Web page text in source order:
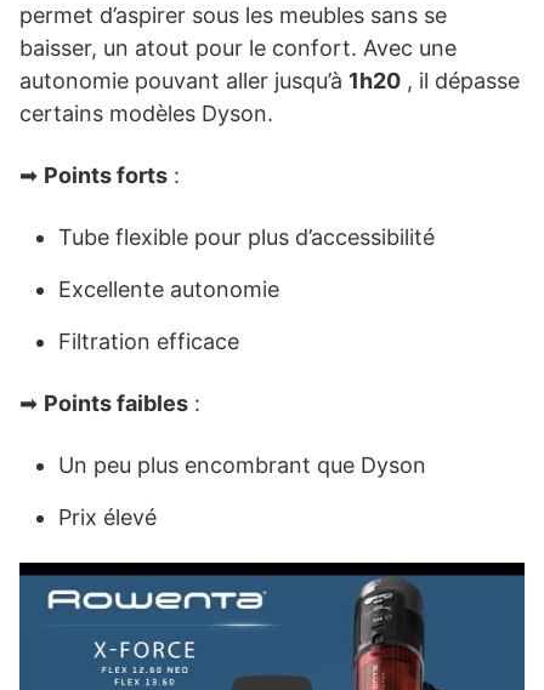
permet d’aspirer sous les meubles sans se
baisser, un atout pour le confort. Avec une
autonomie pouvant aller jusqu’à 1h20 , il dépasse
certains modèles Dyson.
➡ Points forts :
Tube flexible pour plus d’accessibilité
Excellente autonomie
Filtration efficace
➡ Points faibles :
Un peu plus encombrant que Dyson
Prix ​​élevé